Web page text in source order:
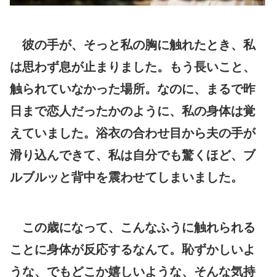
彼の手が、そっと私の胸に触れたとき、私
は思わず息が止まりました。もう長いこと、
触られていなかった場所。なのに、まるで昨
日まで恋人だったかのように、私の身体は覚
えていました。浴衣の合わせ目から夫の手が
滑り込んできて、私は自分でも驚くほど、ブ
ルブルッと背中を震わせてしまいました。
この歳になって、こんなふうに触れられる
ことに身体が反応するなんて。恥ずかしいよ
うな、でもどこか嬉しいような、そんな気持